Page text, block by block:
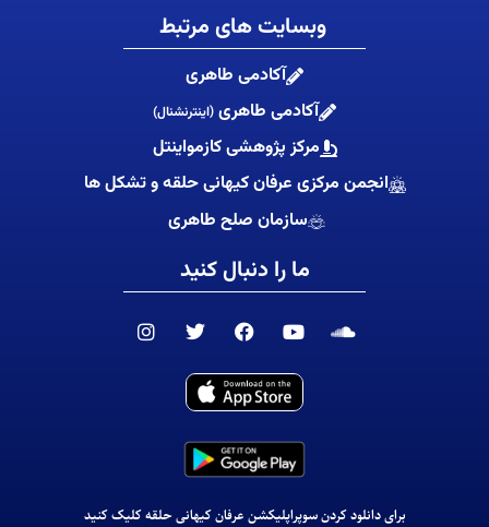
وبسایت های مرتبط
آکادمی طاهری
آکادمی طاهری (اینترنشنال)
مرکز پژوهشی کازمواینتل
انجمن مرکزی عرفان کیهانی حلقه و تشکل ها
سازمان صلح طاهری
ما را دنبال کنید
S
d
Y
u
t
u
e
F
c
e
b
o
k
T
i
t
r
I
برای دانلود کردن سوپراپلیکشن عرفان کیهانی حلقه کلیک کنید